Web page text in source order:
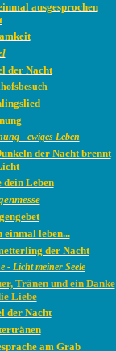
ausgesprochen
der Nacht
- ewiges Leben
der Nacht brennt
dein Leben
einmal leben...
der Nacht
- Licht meiner Seele
Tränen und ein Danke
Liebe
der Nacht
am Grab